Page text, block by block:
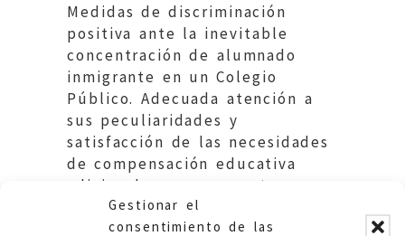
Gestionar el
consentimiento de las
Medidas de discriminación
positiva ante la inevitable
concentración de alumnado
inmigrante en un Colegio
Público. Adecuada atención a
sus peculiaridades y
satisfacción de las necesidades
de compensación educativa
adicionales que presenten.
Educación DGA